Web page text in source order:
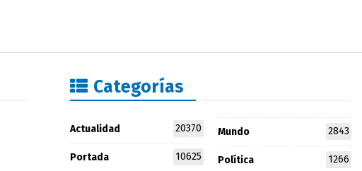
Categorías
Actualidad 20370
Portada 10625
Mundo 2843
Política 1266